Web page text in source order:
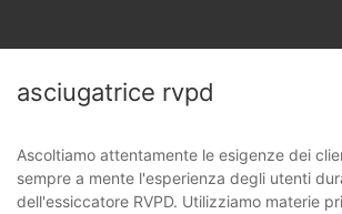
asciugatrice rvpd
Ascoltiamo attentamente le esigenze dei
sempre a mente l'esperienza degli utenti
dell'essiccatore RVPD. Utilizziamo materie